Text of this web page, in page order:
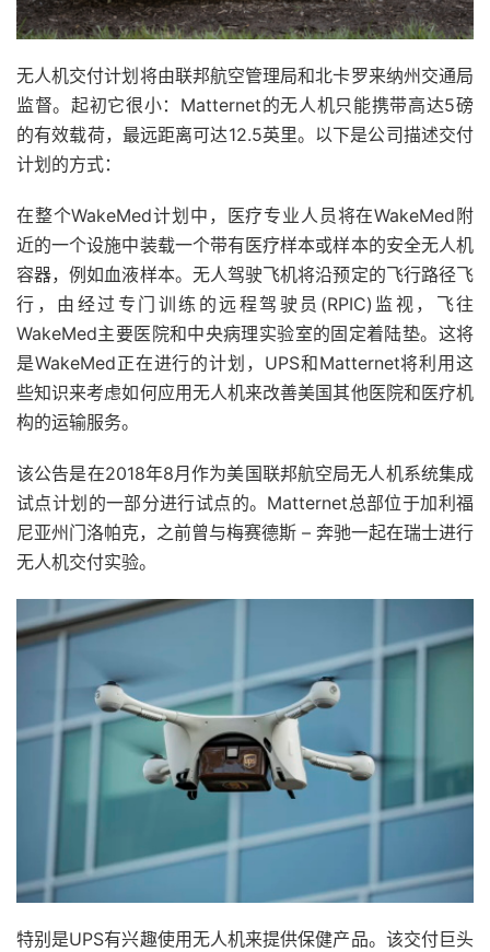
无人机交付计划将由联邦航空管理局和北卡罗来纳州交通局
监督。起初它很小：Matternet的无人机只能携带高达5磅
的有效载荷，最远距离可达12.5英里。以下是公司描述交付
计划的方式：
在整个WakeMed计划中，医疗专业人员将在WakeMed附
近的一个设施中装载一个带有医疗样本或样本的安全无人机
容器，例如血液样本。无人驾驶飞机将沿预定的飞行路径飞
行，由经过专门训练的远程驾驶员(RPIC)监视，飞往
WakeMed主要医院和中央病理实验室的固定着陆垫。这将
是WakeMed正在进行的计划，UPS和Matternet将利用这
些知识来考虑如何应用无人机来改善美国其他医院和医疗机
构的运输服务。
该公告是在2018年8月作为美国联邦航空局无人机系统集成
试点计划的一部分进行试点的。Matternet总部位于加利福
尼亚州门洛帕克，之前曾与梅赛德斯 – 奔驰一起在瑞士进行
无人机交付实验。
特别是UPS有兴趣使用无人机来提供保健产品。该交付巨头